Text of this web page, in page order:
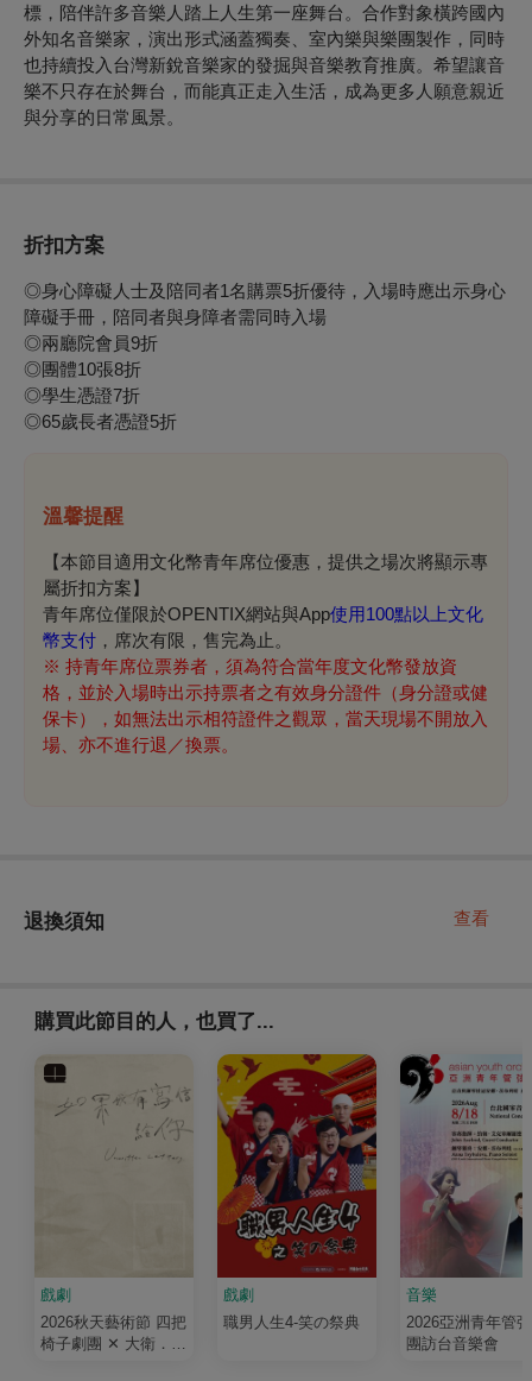
標，陪伴許多音樂人踏上人生第一座舞台。合作對象橫跨國內
外知名音樂家，演出形式涵蓋獨奏、室內樂與樂團製作，同時
也持續投入台灣新銳音樂家的發掘與音樂教育推廣。希望讓音
樂不只存在於舞台，而能真正走入生活，成為更多人願意親近
與分享的日常風景。
折扣方案
◎身心障礙人士及陪同者1名購票5折優待，入場時應出示身心
障礙手冊，陪同者與身障者需同時入場
◎兩廳院會員9折
◎團體10張8折
◎學生憑證7折
◎65歲長者憑證5折
溫馨提醒
【本節目適用文化幣青年席位優惠，提供之場次將顯示專
屬折扣方案】
青年席位僅限於OPENTIX網站與App使用100點以上文化
幣支付 ，席次有限，售完為止。
※ 持青年席位票券者，須為符合當年度文化幣發放資
格，並於入場時出示持票者之有效身分證件（身分證或健
保卡），如無法出示相符證件之觀眾，當天現場不開放入
場、亦不進行退／換票。
退換須知 查看
購買此節目的人，也買了...
戲劇
2026秋天藝術節 四把
椅子劇團 ✕ 大衛．吉
戲劇
職男人生4-笑の祭典
音樂
2026亞洲青年管
團訪台音樂會